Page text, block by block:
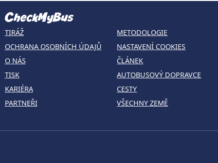
TIRÁŽ
OCHRANA OSOBNÍCH ÚDAJŮ
O NÁS
TISK
KARIÉRA
PARTNEŘI
METODOLOGIE
NASTAVENÍ COOKIES
ČLÁNEK
AUTOBUSOVÝ DOPRAVCE
CESTY
VŠECHNY ZEMĚ